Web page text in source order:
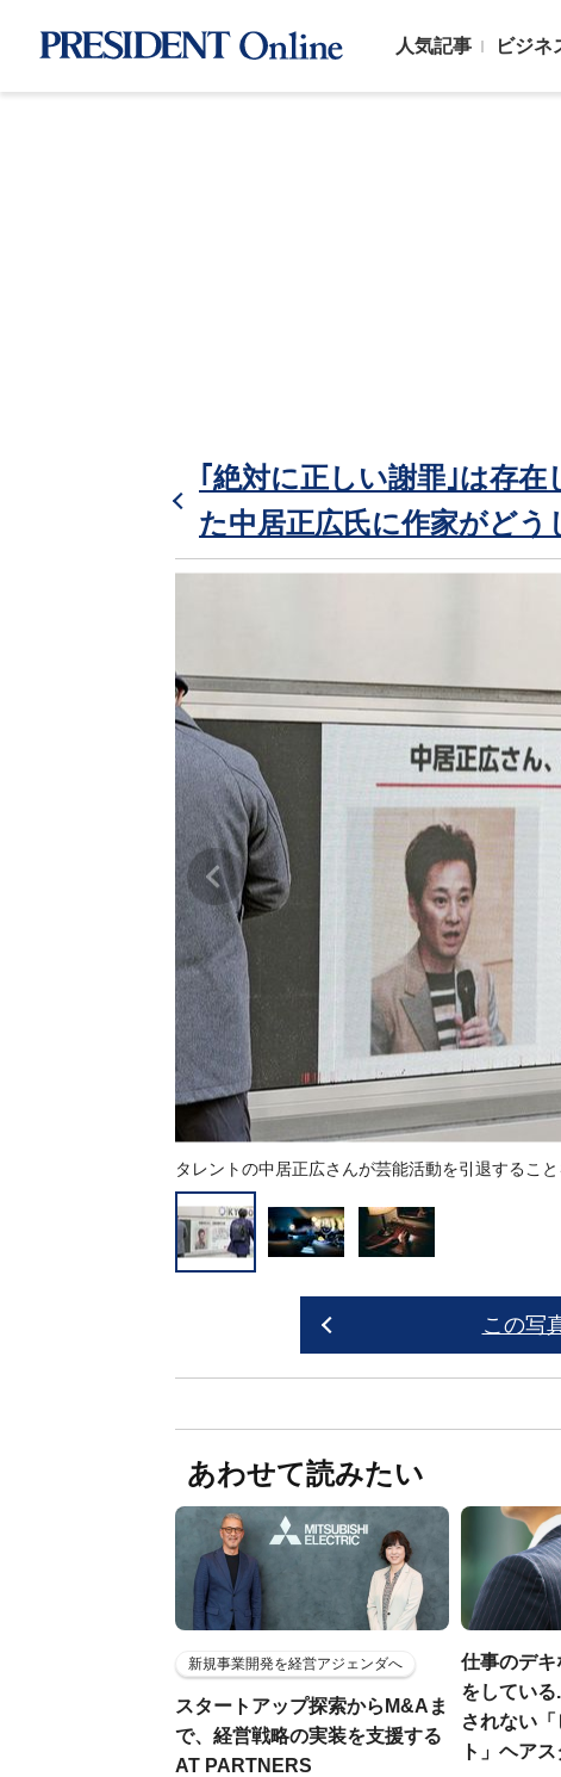
人気記事 ビジネ
｢絶対に正しい謝罪｣は存
た中居正広氏に作家がどう
タレントの中居正広さんが芸能活動を引退するこ
この写
あわせて読みたい
新規事業開発を経営アジェンダへ
スタートアップ探索からM&Aま
で、経営戦略の実装を支援する
AT PARTNERS
仕事のデ
をしてい
されない
ト」ヘア